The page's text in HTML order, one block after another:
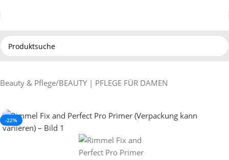
Beauty & Pflege/BEAUTY | PFLEGE FÜR DAMEN
-22%